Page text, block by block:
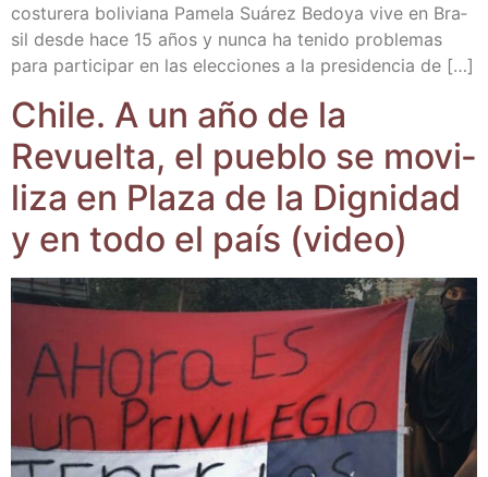
cos­tu­re­ra boli­via­na Pame­la Suá­rez Bedo­ya vive en Bra­
sil des­de hace 15 años y nun­ca ha teni­do pro­ble­mas
para par­ti­ci­par en las elec­cio­nes a la pre­si­den­cia de […]
Chi­le. A un año de la
Revuel­ta, el pue­blo se movi­
li­za en Pla­za de la Dig­ni­dad
y en todo el país (video)